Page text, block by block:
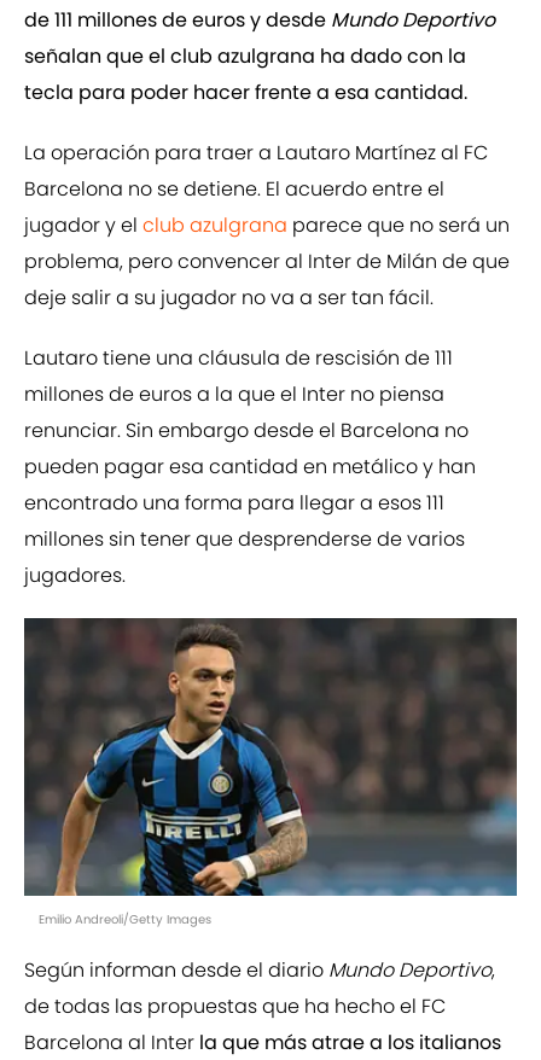
de 111 millones de euros y desde Mundo Deportivo
señalan que el club azulgrana ha dado con la
tecla para poder hacer frente a esa cantidad.
La operación para traer a Lautaro Martínez al FC
Barcelona no se detiene. El acuerdo entre el
jugador y el club azulgrana parece que no será un
problema, pero convencer al Inter de Milán de que
deje salir a su jugador no va a ser tan fácil.
Lautaro tiene una cláusula de rescisión de 111
millones de euros a la que el Inter no piensa
renunciar. Sin embargo desde el Barcelona no
pueden pagar esa cantidad en metálico y han
encontrado una forma para llegar a esos 111
millones sin tener que desprenderse de varios
jugadores.
Emilio Andreoli/Getty Images
Según informan desde el diario Mundo Deportivo,
de todas las propuestas que ha hecho el FC
Barcelona al Inter la que más atrae a los italianos